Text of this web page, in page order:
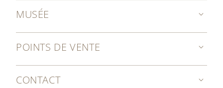
MUSÉE
POINTS DE VENTE
CONTACT